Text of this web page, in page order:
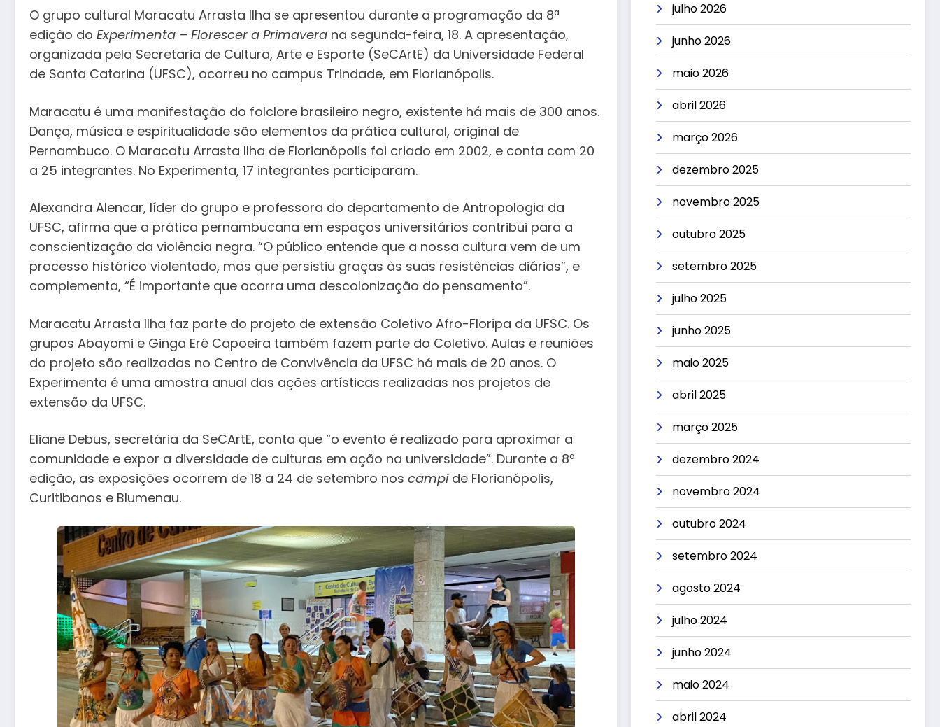
O grupo cultural Maracatu Arrasta Ilha se apresentou durante a programação da 8ª
edição do Experimenta – Florescer a Primavera na segunda-feira, 18. A apresentação,
organizada pela Secretaria de Cultura, Arte e Esporte (SeCArtE) da Universidade Federal
de Santa Catarina (UFSC), ocorreu no campus Trindade, em Florianópolis.
Maracatu é uma manifestação do folclore brasileiro negro, existente há mais de 300 anos.
Dança, música e espiritualidade são elementos da prática cultural, original de
Pernambuco. O Maracatu Arrasta Ilha de Florianópolis foi criado em 2002, e conta com 20
a 25 integrantes. No Experimenta, 17 integrantes participaram.
Alexandra Alencar, líder do grupo e professora do departamento de Antropologia da
UFSC, afirma que a prática pernambucana em espaços universitários contribui para a
conscientização da violência negra. “O público entende que a nossa cultura vem de um
processo histórico violentado, mas que persistiu graças às suas resistências diárias”, e
complementa, “É importante que ocorra uma descolonização do pensamento”.
Maracatu Arrasta Ilha faz parte do projeto de extensão Coletivo Afro-Floripa da UFSC. Os
grupos Abayomi e Ginga Erê Capoeira também fazem parte do Coletivo. Aulas e reuniões
do projeto são realizadas no Centro de Convivência da UFSC há mais de 20 anos. O
Experimenta é uma amostra anual das ações artísticas realizadas nos projetos de
extensão da UFSC.
Eliane Debus, secretária da SeCArtE, conta que “o evento é realizado para aproximar a
comunidade e expor a diversidade de culturas em ação na universidade”. Durante a 8ª
edição, as exposições ocorrem de 18 a 24 de setembro nos campi de Florianópolis,
Curitibanos e Blumenau.
julho 2026
junho 2026
maio 2026
abril 2026
março 2026
dezembro 2025
novembro 2025
outubro 2025
setembro 2025
julho 2025
junho 2025
maio 2025
abril 2025
março 2025
dezembro 2024
novembro 2024
outubro 2024
setembro 2024
agosto 2024
julho 2024
junho 2024
maio 2024
abril 2024